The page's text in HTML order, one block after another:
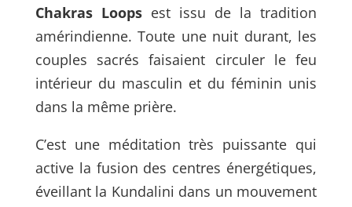
Chakras Loopsest issu de la tradition
amérindienne. Toute une nuit durant, les
couples sacrés faisaient circuler le feu
intérieur du masculin et du féminin unis
dans la même prière.
C’est une méditation très puissante qui
active la fusion des centres énergétiques,
éveillant la Kundalini dans un mouvement